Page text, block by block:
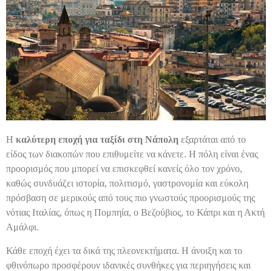
Η καλύτερη εποχή για ταξίδι στη Νάπολη εξαρτάται από το
είδος των διακοπών που επιθυμείτε να κάνετε. Η πόλη είναι ένας
προορισμός που μπορεί να επισκεφθεί κανείς όλο τον χρόνο,
καθώς συνδυάζει ιστορία, πολιτισμό, γαστρονομία και εύκολη
πρόσβαση σε μερικούς από τους πιο γνωστούς προορισμούς της
νότιας Ιταλίας, όπως η Πομπηία, ο Βεζούβιος, το Κάπρι και η Ακτή
Αμάλφι.
Κάθε εποχή έχει τα δικά της πλεονεκτήματα. Η άνοιξη και το
φθινόπωρο προσφέρουν ιδανικές συνθήκες για περιηγήσεις και